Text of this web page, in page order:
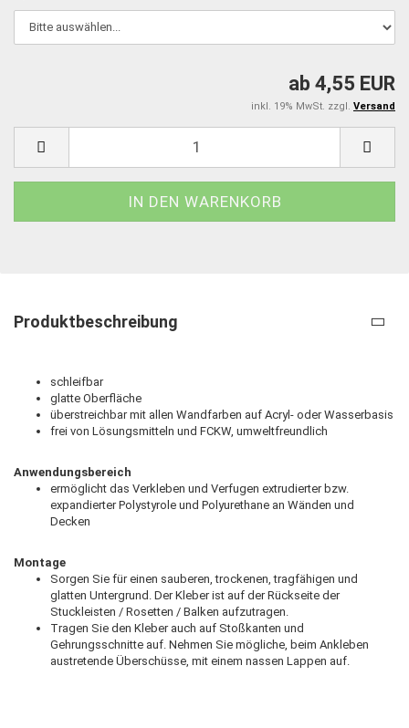
ab 4,55 EUR
inkl. 19% MwSt. zzgl. Versand
Produktbeschreibung
schleifbar
glatte Oberfläche
überstreichbar mit allen Wandfarben auf Acryl- oder Wasserbasis
frei von Lösungsmitteln und FCKW, umweltfreundlich
Anwendungsbereich
ermöglicht das Verkleben und Verfugen extrudierter bzw.
expandierter Polystyrole und Polyurethane an Wänden und
Decken
Montage
Sorgen Sie für einen sauberen, trockenen, tragfähigen und
glatten Untergrund. Der Kleber ist auf der Rückseite der
Stuckleisten / Rosetten / Balken aufzutragen.
Tragen Sie den Kleber auch auf Stoßkanten und
Gehrungsschnitte auf. Nehmen Sie mögliche, beim Ankleben
austretende Überschüsse, mit einem nassen Lappen auf.